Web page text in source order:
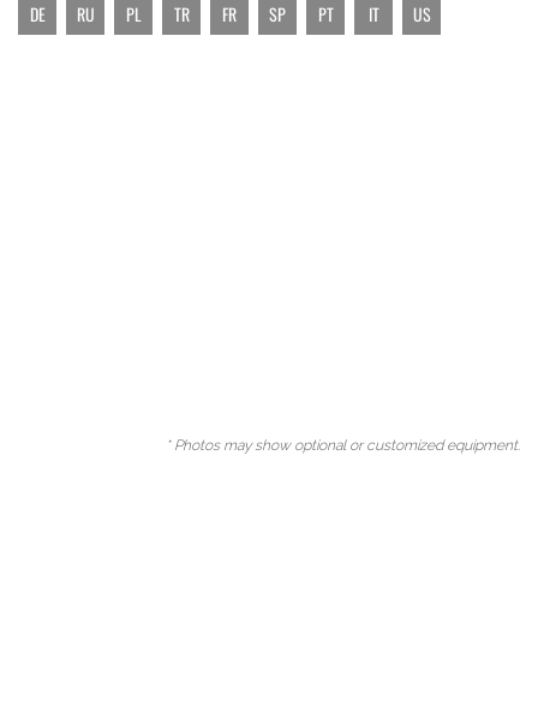
DE RU PL TR FR SP PT IT US
* Photos may show optional or customized equipment.